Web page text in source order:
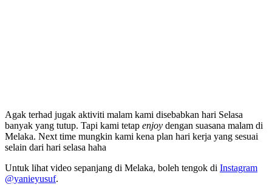
Agak terhad jugak aktiviti malam kami disebabkan hari Selasa
banyak yang tutup. Tapi kami tetap enjoy dengan suasana malam di
Melaka. Next time mungkin kami kena plan hari kerja yang sesuai
selain dari hari selasa haha
Untuk lihat video sepanjang di Melaka, boleh tengok di Instagram
@yanieyusuf.